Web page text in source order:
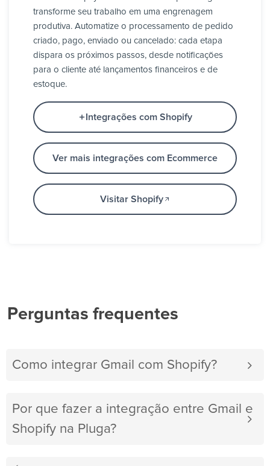
transforme seu trabalho em uma engrenagem
produtiva. Automatize o processamento de pedido
criado, pago, enviado ou cancelado: cada etapa
dispara os próximos passos, desde notificações
para o cliente até lançamentos financeiros e de
estoque.
Integrações com Shopify
Ver mais integrações com Ecommerce
Visitar Shopify
Perguntas frequentes
Como integrar Gmail com Shopify?
Por que fazer a integração entre Gmail e
Shopify na Pluga?